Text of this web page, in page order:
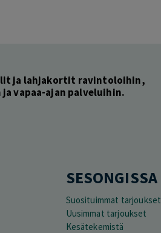
ja lahjakortit ravintoloihin,
vapaa-ajan palveluihin.
SESONGISSA
Suosituimmat tarjoukset
Uusimmat tarjoukset
Kesätekemistä